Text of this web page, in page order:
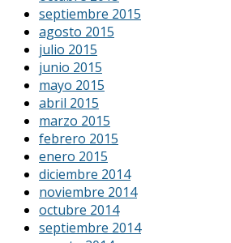
septiembre 2015
agosto 2015
julio 2015
junio 2015
mayo 2015
abril 2015
marzo 2015
febrero 2015
enero 2015
diciembre 2014
noviembre 2014
octubre 2014
septiembre 2014